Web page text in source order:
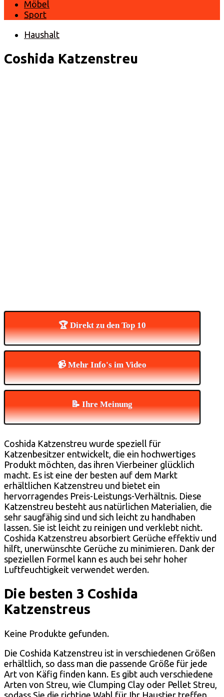
Möbel
Sport
Haushalt
Coshida Katzenstreu
🏆 Direkt zu den Top 10
📹 Mehr Info's im Video
📝 Ihre Meinung
Coshida Katzenstreu wurde speziell für
Katzenbesitzer entwickelt, die ein hochwertiges
Produkt möchten, das ihren Vierbeiner glücklich
macht. Es ist eine der besten auf dem Markt
erhältlichen Katzenstreu und bietet ein
hervorragendes Preis-Leistungs-Verhältnis. Diese
Katzenstreu besteht aus natürlichen Materialien, die
sehr saugfähig sind und sich leicht zu handhaben
lassen. Sie ist leicht zu reinigen und verklebt nicht.
Coshida Katzenstreu absorbiert Gerüche effektiv und
hilft, unerwünschte Gerüche zu minimieren. Dank der
speziellen Formel kann es auch bei sehr hoher
Luftfeuchtigkeit verwendet werden.
Die besten 3 Coshida
Katzenstreus
Keine Produkte gefunden.
Die Coshida Katzenstreu ist in verschiedenen Größen
erhältlich, so dass man die passende Größe für jede
Art von Käfig finden kann. Es gibt auch verschiedene
Arten von Streu, wie Clumping Clay oder Pellet Streu,
sodass Sie die richtige Wahl für Ihr Haustier treffen